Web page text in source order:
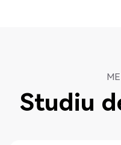
Studiu